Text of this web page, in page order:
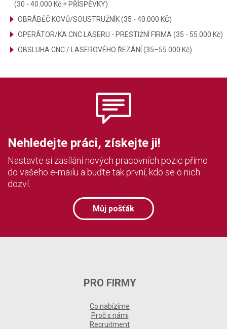
(30 - 40.000 Kč + PŘÍSPĚVKY)
OBRÁBĚČ KOVŮ/SOUSTRUŽNÍK (35 - 40.000 KČ)
OPERÁTOR/KA CNC LASERU - PRESTIŽNÍ FIRMA (35 - 55.000 Kč)
OBSLUHA CNC / LASEROVÉHO ŘEZÁNÍ (35–55.000 Kč)
Nehledejte práci, získejte ji!
Nastavte si zasílání nových pracovních pozic přímo
do vašeho e-mailu a buďte tak první, kdo se o nich
dozví.
Můj pošťák
PRO FIRMY
Co nabízíme
Proč s námi
Recruitment